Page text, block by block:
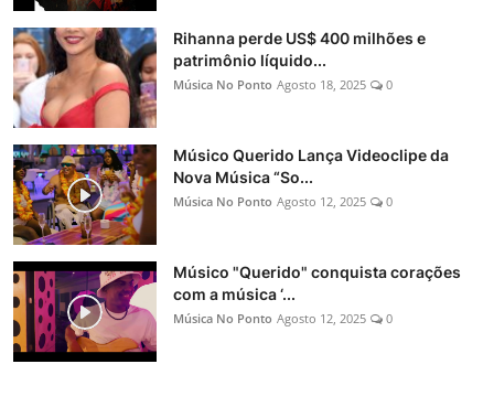
Rihanna perde US$ 400 milhões e
patrimônio líquido...
Música No Ponto Agosto 18, 2025 0
Músico Querido Lança Videoclipe da
Nova Música “So...
Música No Ponto Agosto 12, 2025 0
Músico "Querido" conquista corações
com a música ‘...
Música No Ponto Agosto 12, 2025 0